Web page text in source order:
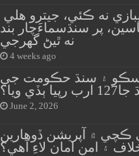
پر سنڌسماءَچار بند
نه ٿيڻ گهرجي
4 weeks ago
۽ سنڌ حڪومت جي
ويا؟
June 2, 2026
۾ آپريشن ڏوهارين
۽ امن امان لاءِ آهي؟